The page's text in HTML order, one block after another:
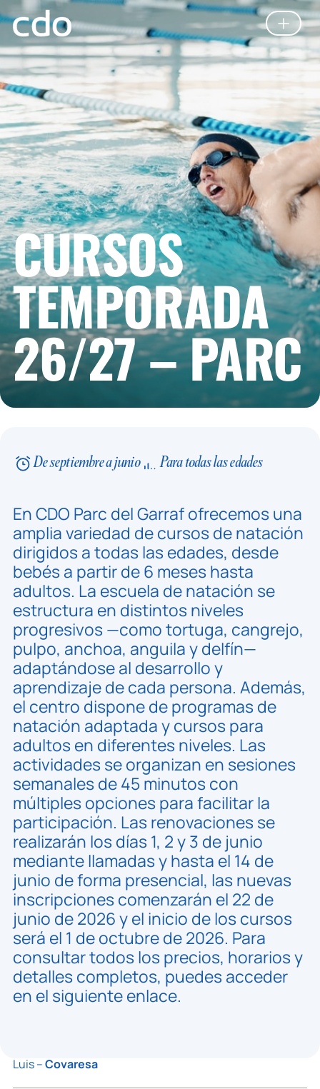
CURSOS
TEMPORADA
26/27 – PARC
De septiembre a junio Para todas las edades
En CDO Parc del Garraf ofrecemos una
amplia variedad de cursos de natación
dirigidos a todas las edades, desde
bebés a partir de 6 meses hasta
adultos. La escuela de natación se
estructura en distintos niveles
progresivos —como tortuga, cangrejo,
pulpo, anchoa, anguila y delfín—
adaptándose al desarrollo y
aprendizaje de cada persona. Además,
el centro dispone de programas de
natación adaptada y cursos para
adultos en diferentes niveles. Las
actividades se organizan en sesiones
semanales de 45 minutos con
múltiples opciones para facilitar la
participación. Las renovaciones se
realizarán los días 1, 2 y 3 de junio
mediante llamadas y hasta el 14 de
junio de forma presencial, las nuevas
inscripciones comenzarán el 22 de
junio de 2026 y el inicio de los cursos
será el 1 de octubre de 2026. Para
consultar todos los precios, horarios y
detalles completos, puedes acceder
en el siguiente enlace.
Luis –Covaresa